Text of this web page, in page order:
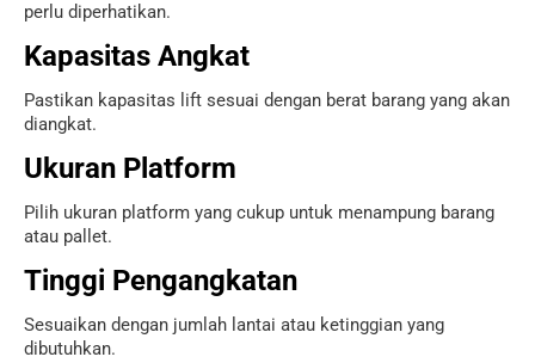
perlu diperhatikan.
Kapasitas Angkat
Pastikan kapasitas lift sesuai dengan berat barang yang akan
diangkat.
Ukuran Platform
Pilih ukuran platform yang cukup untuk menampung barang
atau pallet.
Tinggi Pengangkatan
Sesuaikan dengan jumlah lantai atau ketinggian yang
dibutuhkan.